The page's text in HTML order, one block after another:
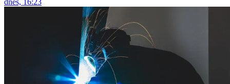
dnes, 16:23